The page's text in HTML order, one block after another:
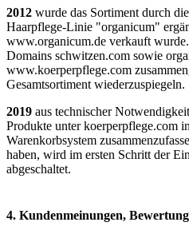
2012 wurde das Sortiment durch
Haarpflege-Linie "organicum"
www.organicum.de verkauft
Domains schwitzen.com sowie
www.koerperpflege.com
Gesamtsortiment wiederzuspiegeln.
2019 aus technischer
Produkte unter koerperpflege.com
Warenkorbsystem
haben, wird im ersten Schritt der
abgeschaltet.
4. Kundenmeinungen,